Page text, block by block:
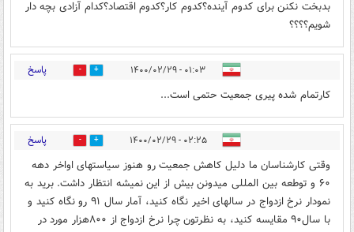
بدبخت نکنن برای کدوم آینده؟کدوم کار؟کدوم اقتصاد؟کدام آزادی بچه دار
شویم؟؟؟؟
۰۱:۰۳ - ۱۴۰۰/۰۲/۲۹ 20 پاسخ
کارتمام شده پیری جمعیت حتمی است...
۰۲:۲۵ - ۱۴۰۰/۰۲/۲۹ 14 پاسخ
وقتی کارشناسان ما دلیل کاهش جمعیت رو هنوز سیاستهای اواخر دهه
۶۰ و توطعه بین المللی میدونن بیش از این نمیشه انتظار داشت. برید به
نمودار نرخ ازدواج در سالهای اخیر نگاه کنید، آمار سال ۹۱ رو نگاه کنید و
با سال۹۰ مقایسه کنید، به نظرتون چرا نرخ ازدواج از ۸۰۰هزار مورد در